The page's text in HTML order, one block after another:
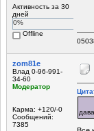
Активность за 30
дней
0%
Offline
zom81e
Влад 0-96-991-
34-60
Модератор
Карма: +120/-0
Сообщений:
7385